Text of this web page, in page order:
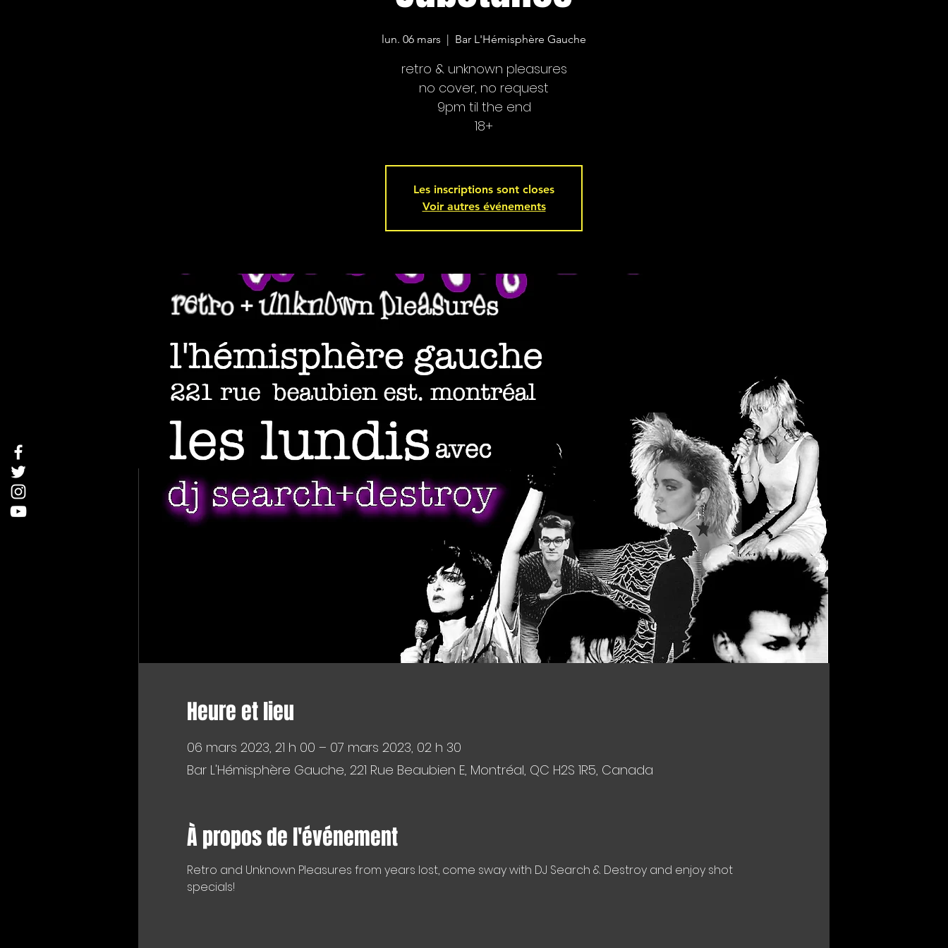
lun. 06 mars
  |
Bar L'Hémisphère Gauche
retro & unknown pleasures
no cover, no request
9pm til the end
18+
Les inscriptions sont closes
Voir autres événements
Heure et lieu
06 mars 2023, 21 h 00 – 07 mars 2023, 02 h 30
Bar L'Hémisphère Gauche, 221 Rue Beaubien E, Montréal, QC H2S 1R5, Canada
À propos de l'événement
R﻿etro and Unknown Pleasures from years lost, come sway with DJ Search & Destroy and enjoy shot
specials!